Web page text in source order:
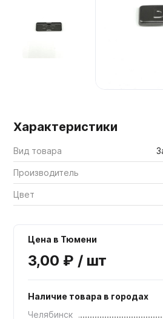
Характеристики
Вид товара
Производитель
Цвет
Цена в Тюмени
3,00 ₽ / шт
Наличие товара в городах
Челябинск